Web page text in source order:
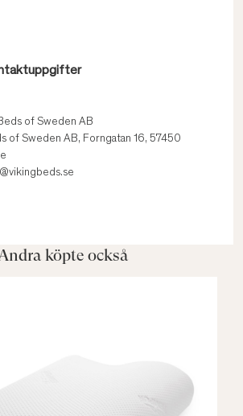
of Sweden AB
of Sweden AB, Forngatan 16, 57450
köpte också